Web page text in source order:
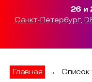
26 и
Санкт-Петербург,
Главная → Список